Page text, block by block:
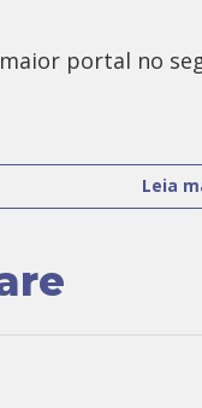
portal no
em
Institute of
Leia